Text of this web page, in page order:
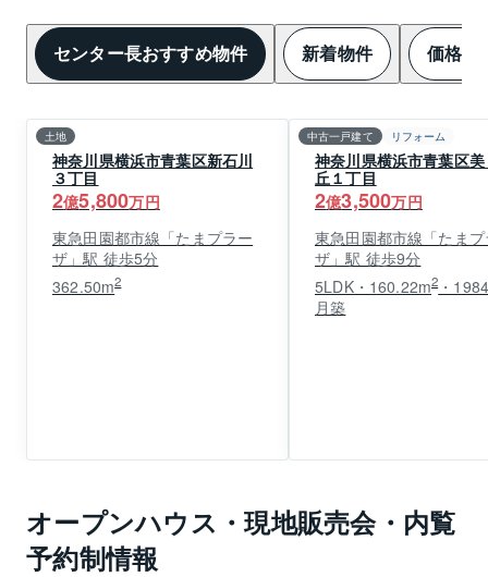
センター長おすすめ物件 新着物件 価格変
土地
神奈川県横浜市青葉区新石川
３丁目
2億5,800万円
東急田園都市線「たまプラー
ザ」駅 徒歩5分
362.50m2
中古一戸建て リフォーム
神奈川県横浜市青葉区
丘１丁目
2億3,500万円
東急田園都市線「たま
ザ」駅 徒歩9分
5LDK・160.22m2・
月築
オープンハウス・現地販売会・内覧
予約制情報